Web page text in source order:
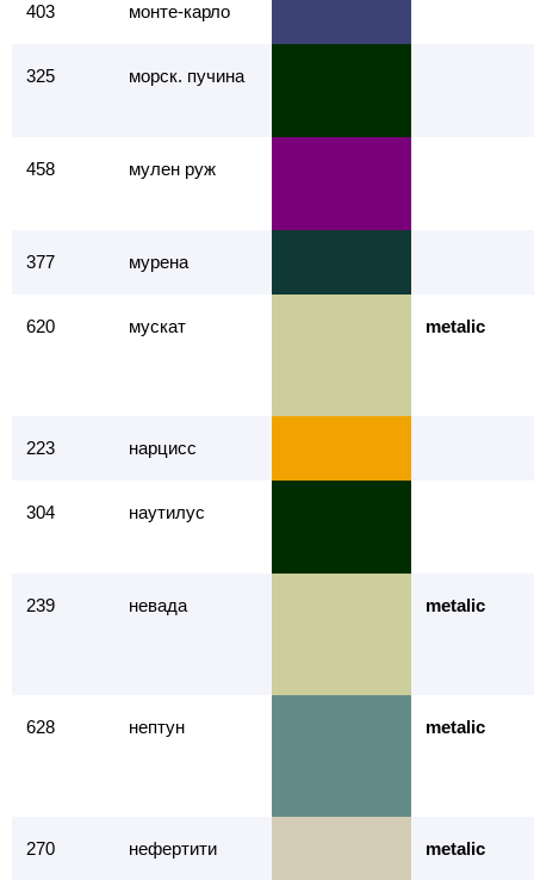
403 монте-карло
325 морск. пучина
458 мулен руж
377 мурена
620 мускат metalic
223 нарцисс
304 наутилус
239 невада metalic
628 нептун metalic
270 нефертити metalic